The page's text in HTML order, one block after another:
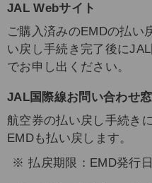
JAL Webサイト
ご購入済みのEMDの払い
い戻し手続き完了後に
でお申し出ください。
JAL国際線お問い合わせ
航空券の払い戻し手続き
EMDも払い戻します。
払戻期限：EMD発行